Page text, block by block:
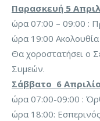
Παρασκευή 5
ώρα 07:00 – 09:00 :
ώρα 19:00
Θα χοροστατήσει ο
Συμεών.
Σάββατο 6
ώρα 07:00-09:00 :
ώρα 18:00: Εσπερινός